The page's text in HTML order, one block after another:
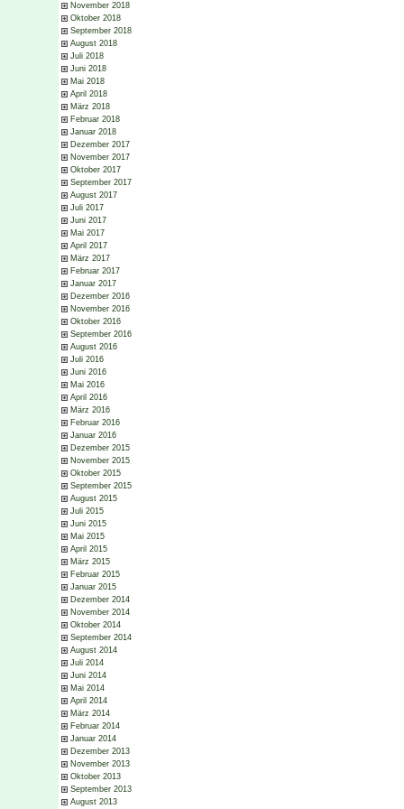
November 2018
Oktober 2018
September 2018
August 2018
Juli 2018
Juni 2018
Mai 2018
April 2018
März 2018
Februar 2018
Januar 2018
Dezember 2017
November 2017
Oktober 2017
September 2017
August 2017
Juli 2017
Juni 2017
Mai 2017
April 2017
März 2017
Februar 2017
Januar 2017
Dezember 2016
November 2016
Oktober 2016
September 2016
August 2016
Juli 2016
Juni 2016
Mai 2016
April 2016
März 2016
Februar 2016
Januar 2016
Dezember 2015
November 2015
Oktober 2015
September 2015
August 2015
Juli 2015
Juni 2015
Mai 2015
April 2015
März 2015
Februar 2015
Januar 2015
Dezember 2014
November 2014
Oktober 2014
September 2014
August 2014
Juli 2014
Juni 2014
Mai 2014
April 2014
März 2014
Februar 2014
Januar 2014
Dezember 2013
November 2013
Oktober 2013
September 2013
August 2013